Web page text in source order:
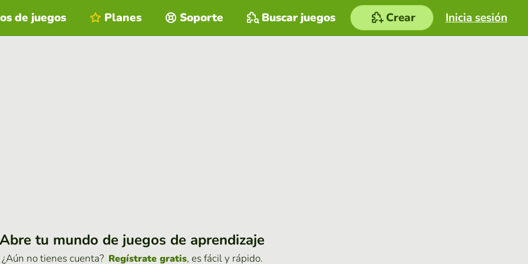
Inicia sesión
de juegos Planes Soporte Buscar juegos Crear
Abre tu mundo de juegos de aprendizaje
¿Aún no tienes cuenta? Regístrate gratis, es fácil y rápido.